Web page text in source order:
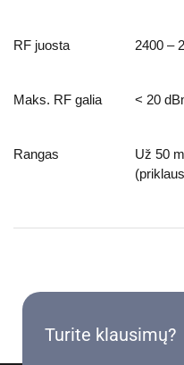
RF juosta 2400 –
Maks. RF galia < 20
Rangas
Už 50
Turite klausimų?